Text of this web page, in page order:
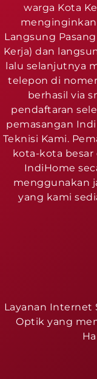
warga Kota
Langsung
Kerja) dan
lalu selanjutnya
telepon di
berhasil via
pendaftaran
pemasangan
Teknisi Kami.
kota-kota besar
IndiHome
menggunakan
yang kami
Layanan Internet
Optik yang